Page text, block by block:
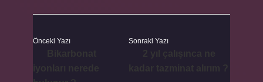
Önceki Yazı Sonraki Yazı